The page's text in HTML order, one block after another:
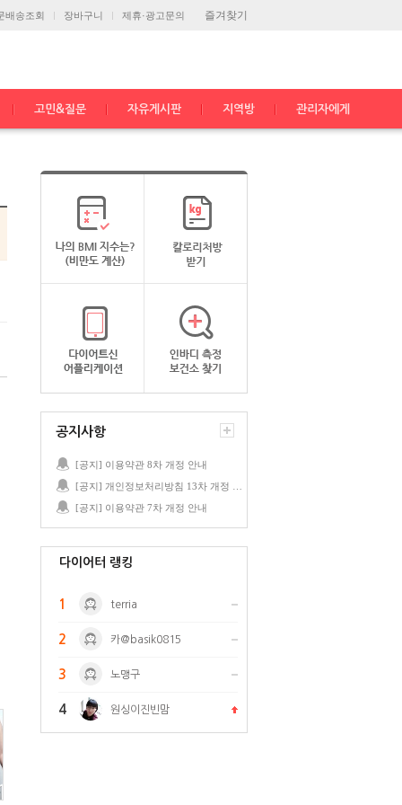
즐겨찾기
배송조회 장바구니 제휴·광고문의
고민&질문 자유게시판 지역방 관리자에게
공지사항
[공지] 이용약관 8차 개정 안내
[공지] 이용약관 7차 개정 안내
다이어터 랭킹
1 terria
2 카@basik0815
3 노맹구
4 원싱이진빈맘